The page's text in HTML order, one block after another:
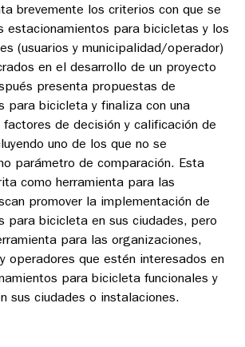
brevemente los criterios con que se
estacionamientos para bicicletas y los
(usuarios y municipalidad/operador)
en el desarrollo de un proyecto
presenta propuestas de
para bicicleta y finaliza con una
de decisión y calificación de
uno de los que no se
parámetro de comparación. Esta
como herramienta para las
promover la implementación de
para bicicleta en sus ciudades, pero
para las organizaciones,
operadores que estén interesados en
para bicicleta funcionales y
sus ciudades o instalaciones.